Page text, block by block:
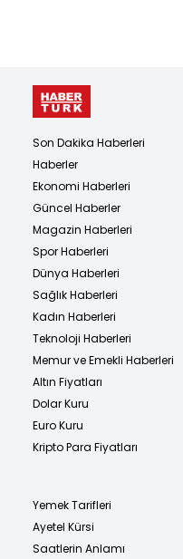
Son Dakika Haberleri
Haberler
Ekonomi Haberleri
Güncel Haberler
Magazin Haberleri
Spor Haberleri
Dünya Haberleri
Sağlık Haberleri
Kadın Haberleri
Teknoloji Haberleri
Memur ve Emekli Haberleri
Altın Fiyatları
Dolar Kuru
Euro Kuru
Kripto Para Fiyatları
Yemek Tarifleri
Ayetel Kürsi
Saatlerin Anlamı